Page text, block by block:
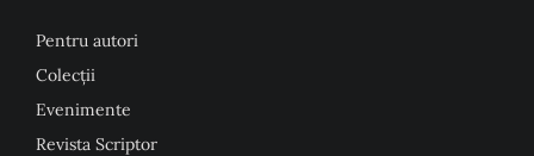
Pentru autori
Colecţii
Evenimente
Revista Scriptor